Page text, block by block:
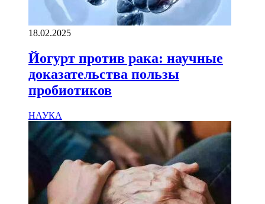
18.02.2025
Йогурт против рака: научные
доказательства пользы
пробиотиков
НАУКА